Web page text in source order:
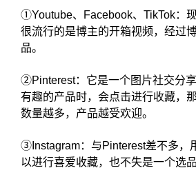
①Youtube、Facebook、TikTok：
很流行的是博主的开箱视频，经过
品。
②Pinterest：它是一个图片社交分
有趣的产品时，会点击进行收藏，
数量越多，产品越受欢迎。
③Instagram：与Pinterest差不多，
以进行喜爱收藏，也不失是一个选